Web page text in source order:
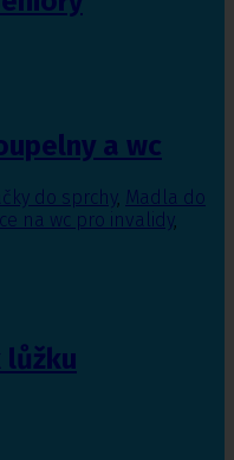
a wc
do sprchy, Madla do
na wc pro invalidy,
lůžku